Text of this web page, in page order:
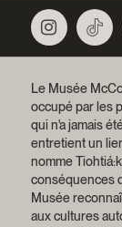
Le Musée
occupé par les
qui n'a jamais
entretient un
nomme
conséquences
Musée
aux cultures